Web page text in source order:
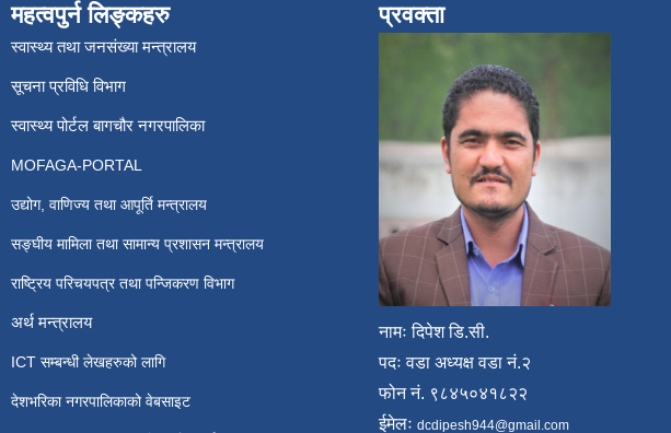
महत्वपुर्न लिङ्कहरु
स्वास्थ्य तथा जनसंख्या मन्त्रालय
सूचना प्रविधि विभाग
स्वास्थ्य पोर्टल बागचौर नगरपालिका
MOFAGA-PORTAL
उद्योग, वाणिज्य तथा आपूर्ति मन्त्रालय
सङ्घीय मामिला तथा सामान्य प्रशासन मन्त्रालय
राष्ट्रिय परिचयपत्र तथा पन्जिकरण विभाग
अर्थ मन्त्रालय
ICT सम्बन्धी लेखहरुको लागि
देशभरिका नगरपालिकाको वेबसाइट
प्रवक्ता
नामः दिपेश डि.सी.
पदः वडा अध्यक्ष वडा नं.२
फोन नं. ९८४५०४१८२२
ईमेलः dcdipesh944@gmail.com